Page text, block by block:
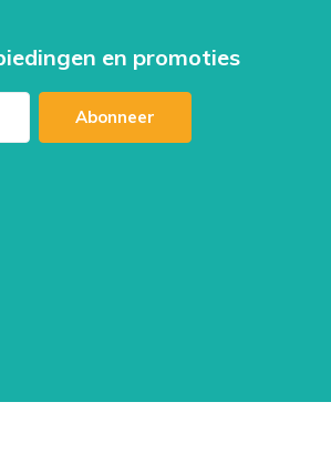
en promoties
Abonneer